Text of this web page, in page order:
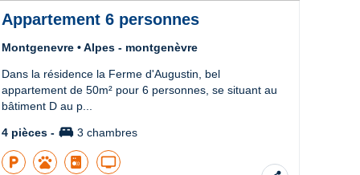
Appartement 6 personnes
Montgenevre • Alpes - montgenèvre
Dans la résidence la Ferme d'Augustin, bel
appartement de 50m² pour 6 personnes, se situant au
bâtiment D au p...
4 pièces - king_bed 3 chambres
local_parking pets
tv